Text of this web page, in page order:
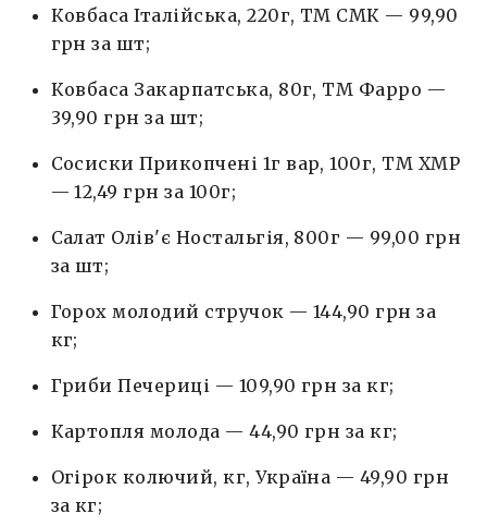
Ковбаса Італійська, 220г, ТМ СМК — 99,90
грн за шт;
Ковбаса Закарпатська, 80г, ТМ Фарро —
39,90 грн за шт;
Сосиски Прикопчені 1г вар, 100г, ТМ ХМР
— 12,49 грн за 100г;
Салат Олів'є Ностальгія, 800г — 99,00 грн
за шт;
Горох молодий стручок — 144,90 грн за
кг;
Гриби Печериці — 109,90 грн за кг;
Картопля молода — 44,90 грн за кг;
Огірок колючий, кг, Україна — 49,90 грн
за кг;